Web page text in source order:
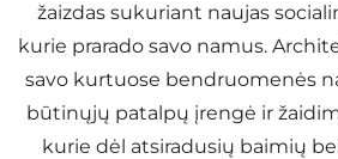
žaizdas sukuriant naujas
kurie prarado savo namus.
savo kurtuose bendruomenės
būtinųjų patalpų įrengė ir
kurie dėl atsiradusių baimių